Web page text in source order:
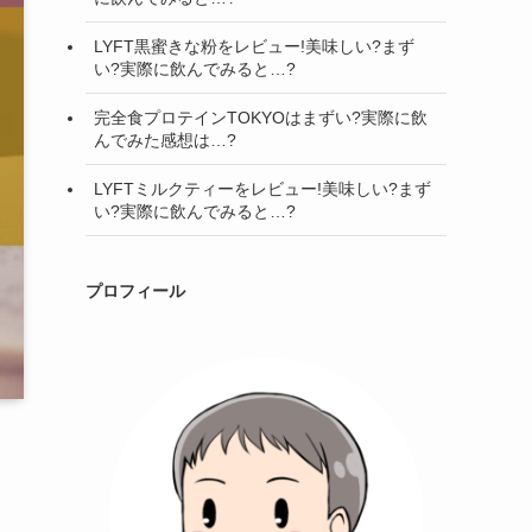
LYFT黒蜜きな粉をレビュー!美味しい?まず
い?実際に飲んでみると…?
完全食プロテインTOKYOはまずい?実際に飲
んでみた感想は…?
LYFTミルクティーをレビュー!美味しい?まず
い?実際に飲んでみると…?
プロフィール